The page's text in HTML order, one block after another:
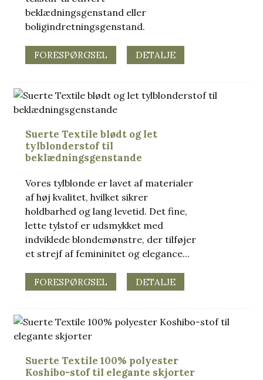
beklædningsgenstand eller
boligindretningsgenstand.
FORESPØRGSEL DETALJE
Suerte Textile blødt og let
tylblonderstof til
beklædningsgenstande
Vores tylblonde er lavet af materialer
af høj kvalitet, hvilket sikrer
holdbarhed og lang levetid. Det fine,
lette tylstof er udsmykket med
indviklede blondemønstre, der tilføjer
et strejf af femininitet og elegance...
FORESPØRGSEL DETALJE
Suerte Textile 100% polyester
Koshibo-stof til elegante skjorter